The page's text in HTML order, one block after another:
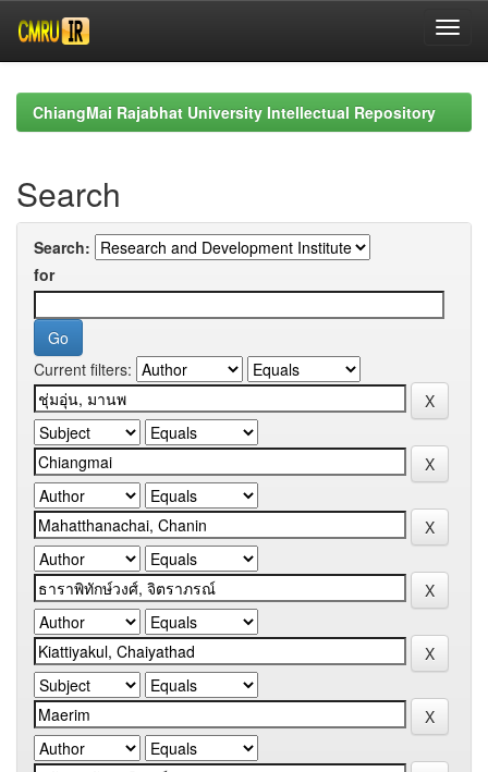
navigationChiangMai Rajabhat University Intellectual Repository
Search
Search:
for
Current filters: